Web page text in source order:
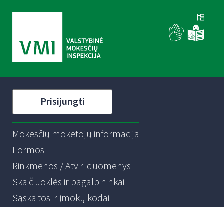
Prisijungti
Mokesčių mokėtojų informacija
Formos
Rinkmenos / Atviri duomenys
Skaičiuoklės ir pagalbininkai
Sąskaitos ir įmokų kodai